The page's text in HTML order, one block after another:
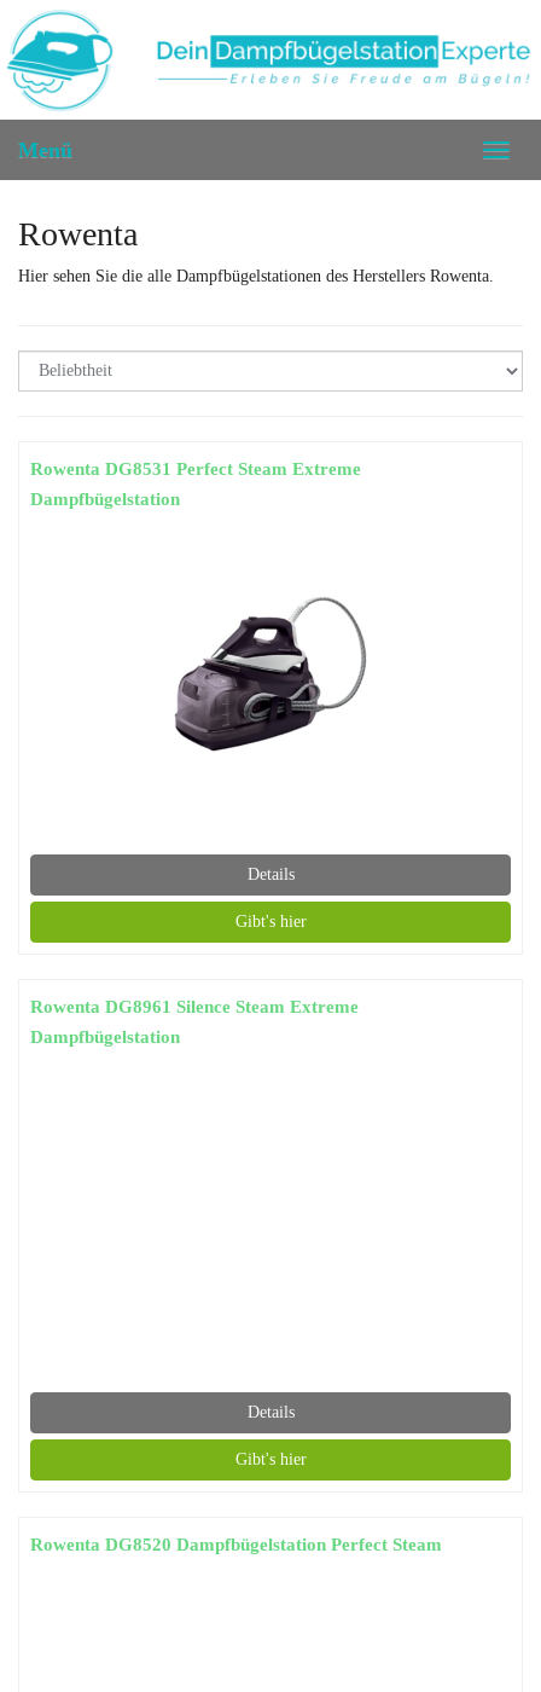
main
content
Toggle
Menü
Rowenta
Hier sehen Sie die alle Dampfbügelstationen des Herstellers Rowenta.
Rowenta DG8531 Perfect Steam Extreme
Dampfbügelstation
Details
Gibt's hier
Rowenta DG8961 Silence Steam Extreme
Dampfbügelstation
Details
Gibt's hier
Rowenta DG8520 Dampfbügelstation Perfect Steam